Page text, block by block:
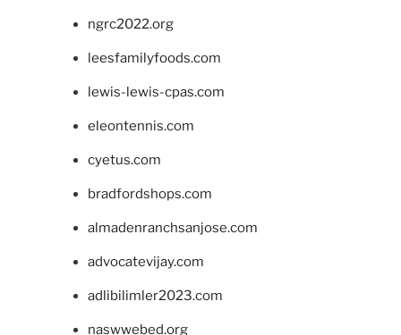
ngrc2022.org
leesfamilyfoods.com
lewis-lewis-cpas.com
eleontennis.com
cyetus.com
bradfordshops.com
almadenranchsanjose.com
advocatevijay.com
adlibilimler2023.com
naswwebed.org